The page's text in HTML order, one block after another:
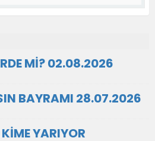
Mİ? 02.08.2026
BAYRAMI 28.07.2026
YARIYOR